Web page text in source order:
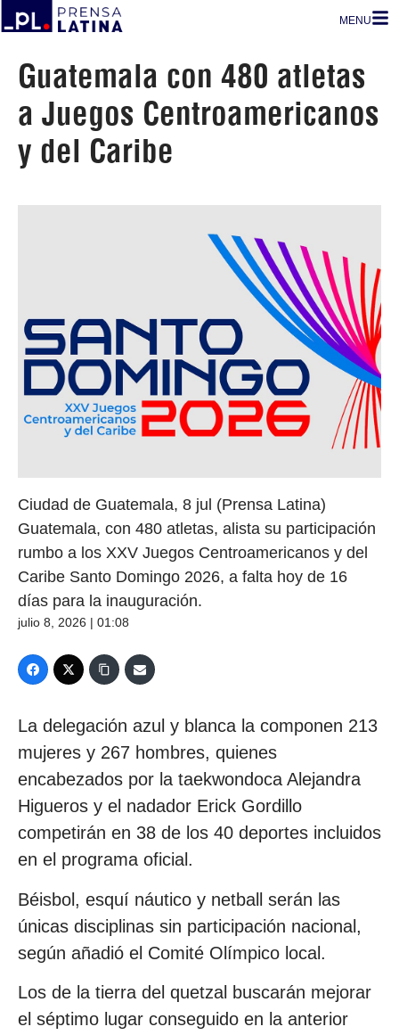
MENU
Guatemala con 480 atletas
a Juegos Centroamericanos
y del Caribe
Ciudad de Guatemala, 8 jul (Prensa Latina)
Guatemala, con 480 atletas, alista su participación
rumbo a los XXV Juegos Centroamericanos y del
Caribe Santo Domingo 2026, a falta hoy de 16
días para la inauguración.
julio 8, 2026 | 01:08
La delegación azul y blanca la componen 213
mujeres y 267 hombres, quienes
encabezados por la taekwondoca Alejandra
Higueros y el nadador Erick Gordillo
competirán en 38 de los 40 deportes incluidos
en el programa oficial.
Béisbol, esquí náutico y netball serán las
únicas disciplinas sin participación nacional,
según añadió el Comité Olímpico local.
Los de la tierra del quetzal buscarán mejorar
el séptimo lugar conseguido en la anterior